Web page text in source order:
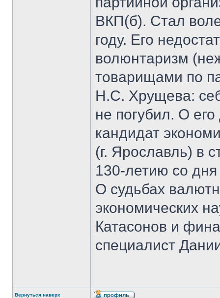
ВКП(б). Стал
году. Его
волюнтаризм
товарищами по
Н.С. Хрущева:
не погубил. О
кандидат
(г. Ярославль) в
130-летию со
О судьбах
экономических
Катасонов и
специалист
Вернуться наверх